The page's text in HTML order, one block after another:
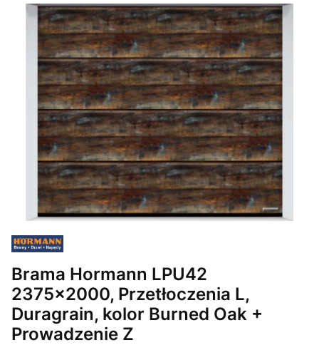
Brama Hormann LPU42
2375x2000, Przetłoczenia L,
Duragrain, kolor Burned Oak +
Prowadzenie Z